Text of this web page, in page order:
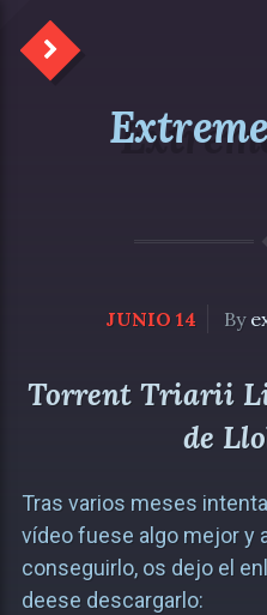
JUNIO 14 By
Torrent Triarii
de
Tras varios meses
vídeo fuese algo mejor y
conseguirlo, os dejo el
deese descargarlo: